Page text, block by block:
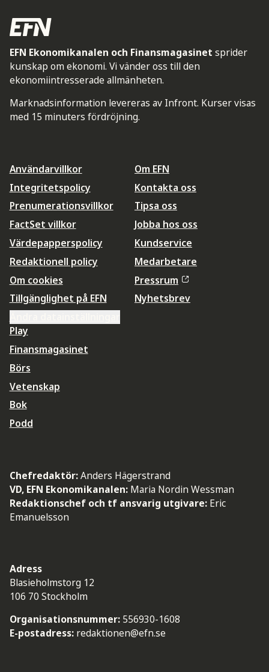
EFN Ekonomikanalen och Finansmagasinet sprider
kunskap om ekonomi. Vi vänder oss till den
ekonomiintresserade allmänheten.
Marknadsinformation levereras av Infront. Kurser visas
med 15 minuters fördröjning.
Användarvillkor
Integritetspolicy
Prenumerationsvillkor
FactSet villkor
Värdepapperspolicy
Redaktionell policy
Om cookies
Tillgänglighet på EFN
Om EFN
Kontakta oss
Tipsa oss
Jobba hos oss
Kundservice
Medarbetare
Pressrum
Nyhetsbrev
Play
Finansmagasinet
Börs
Vetenskap
Bok
Podd
Chefredaktör:Anders Hägerstrand
VD, EFN Ekonomikanalen: Maria Nordin Wessman
Redaktionschef och tf ansvarig utgivare: Eric
Emanuelsson
Adress
Blasieholmstorg 12
106 70 Stockholm
Organisationsnummer: 556930-1608
E-postadress: redaktionen@efn.se